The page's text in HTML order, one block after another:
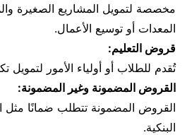
مخصصة لتمويل المشاريع الصغيرة
المعدات أو توسيع الأعمال.
قروض التعليم:
تُقدم للطلاب أو أولياء الأمور لتمويل
القروض المضمونة وغير المضمونة:
القروض المضمونة تتطلب ضمانًا مثل
البنكية.